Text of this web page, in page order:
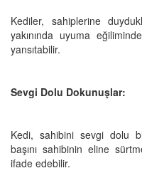
Kediler, sahiplerine
yakınında uyuma
yansıtabilir.
Sevgi Dolu Dokunuşlar:
Kedi, sahibini sevgi dolu
başını sahibinin eline
ifade edebilir.